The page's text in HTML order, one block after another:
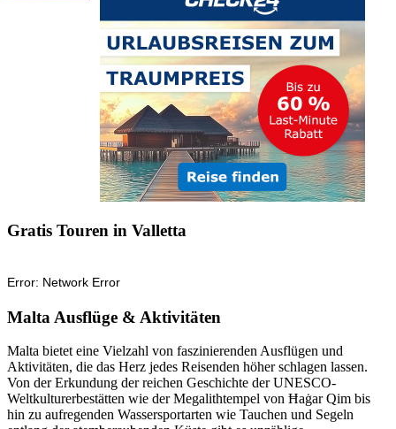
Gratis Touren in Valletta
Malta Ausflüge & Aktivitäten
Malta bietet eine Vielzahl von faszinierenden Ausflügen und
Aktivitäten, die das Herz jedes Reisenden höher schlagen lassen.
Von der Erkundung der reichen Geschichte der UNESCO-
Weltkulturerbestätten wie der Megalithtempel von Ħaġar Qim bis
hin zu aufregenden Wassersportarten wie Tauchen und Segeln